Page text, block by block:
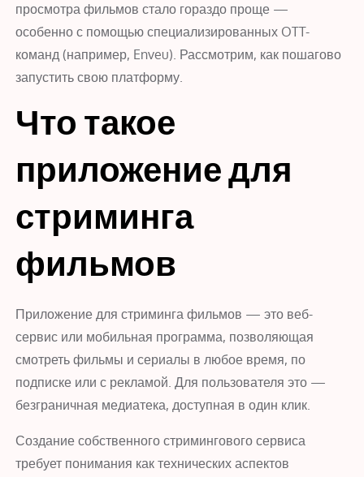
просмотра фильмов стало гораздо проще —
особенно с помощью специализированных OTT-
команд (например, Enveu). Рассмотрим, как пошагово
запустить свою платформу.
Что такое
приложение для
стриминга
фильмов
Приложение для стриминга фильмов — это веб-
сервис или мобильная программа, позволяющая
смотреть фильмы и сериалы в любое время, по
подписке или с рекламой. Для пользователя это —
безграничная медиатека, доступная в один клик.
Создание собственного стримингового сервиса
требует понимания как технических аспектов